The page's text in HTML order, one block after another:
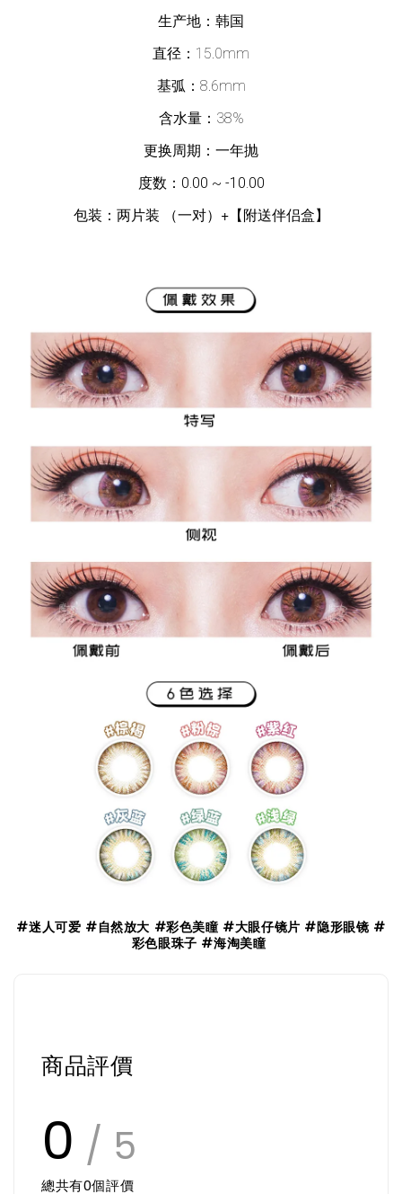
生产地：韩国
直径：15.0mm
基弧：8.6mm
含水量：38%
更换周期：一年抛
度数： 0.00 ~ -10.00
包装：两片装 （一对） +【附送伴侣盒】
#迷人可爱 #自然放大 #彩色美瞳 #大眼仔镜片 #隐形眼镜 #
彩色眼珠子 #海淘美瞳
商品評價
0 / 5
總共有0個評價